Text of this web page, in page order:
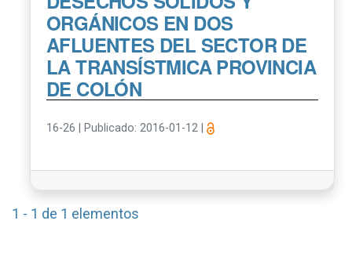
ORGÁNICOS EN DOS
AFLUENTES DEL SECTOR DE
LA TRANSÍSTMICA PROVINCIA
DE COLÓN
16-26 Publicado: 2016-01-12
1 - 1 de 1 elementos